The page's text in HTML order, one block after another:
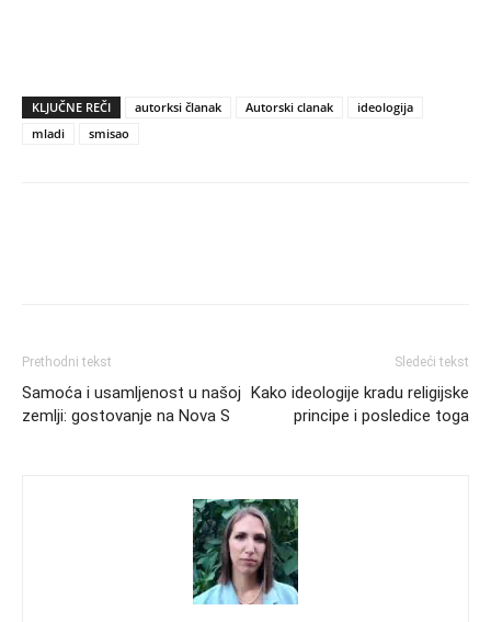
KLJUČNE REČI autorksi članak Autorski clanak
ideologija
mladi
smisao
Prethodni tekst
Samoća i usamljenost u našoj
zemlji: gostovanje na Nova S
Sledeći tekst
Kako ideologije kradu religijske
principe i posledice toga